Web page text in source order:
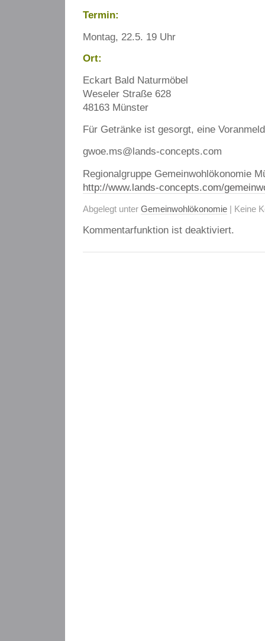
Termin:
Montag, 22.5. 19 Uhr
Ort:
Eckart Bald Naturmöbel
Weseler Straße 628
48163 Münster
Für Getränke ist gesorgt, eine
gwoe.ms@lands-concepts.com
Regionalgruppe Gemeinwohlökonomie
http://www.lands-concepts.com/
Abgelegt unter Gemeinwohlökonomie | Keine
Kommentarfunktion ist deaktiviert.